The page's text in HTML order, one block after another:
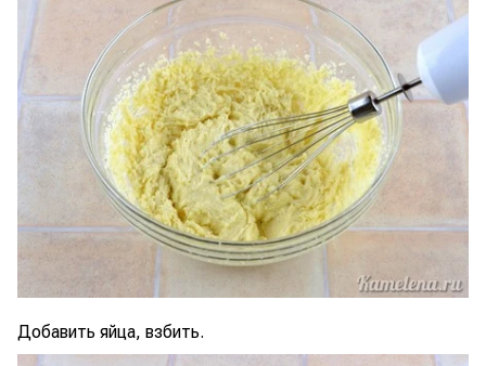
Добавить яйца, взбить.